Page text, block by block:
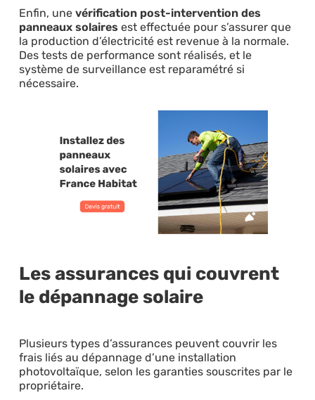
Enfin, une vérification post-intervention des
panneaux solaires est effectuée pour s’assurer que
la production d’électricité est revenue à la normale.
Des tests de performance sont réalisés, et le
système de surveillance est reparamétré si
nécessaire.
Les assurances qui couvrent
le dépannage solaire
Plusieurs types d’assurances peuvent couvrir les
frais liés au dépannage d’une installation
photovoltaïque, selon les garanties souscrites par le
propriétaire.